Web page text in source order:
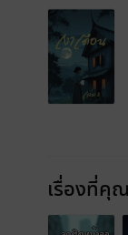
เรื่องที่คุ